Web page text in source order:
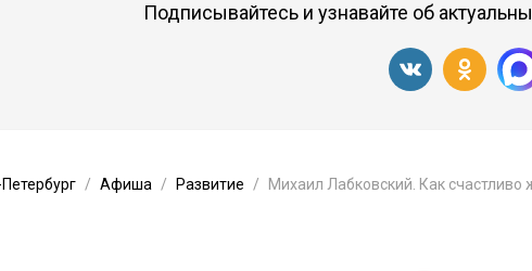
Подписывайтесь и узнавайте об
Афиша Развитие Михаил Лабковский. Как